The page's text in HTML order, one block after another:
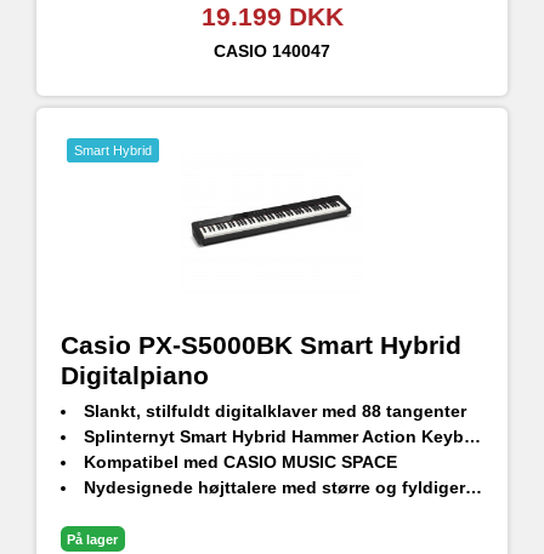
19.199 DKK
CASIO 140047
Smart Hybrid
Casio PX-S5000BK Smart Hybrid
Digitalpiano
Slankt, stilfuldt digitalklaver med 88 tangenter
Splinternyt Smart Hybrid Hammer Action Keyboard
Kompatibel med CASIO MUSIC SPACE
Nydesignede højttalere med større og fyldigere lyd
23 lyde, 3 flygellyde og Line out
På lager